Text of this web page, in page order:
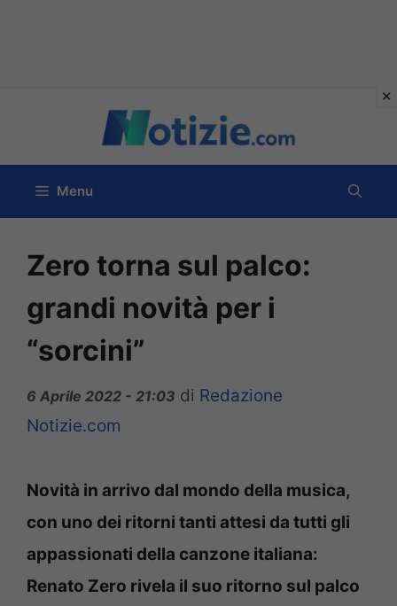
contenuto
Menu
Zero torna sul palco:
grandi novità per i
“sorcini”
6 Aprile 2022 - 21:03 di Redazione
Notizie.com
Novità in arrivo dal mondo della musica,
con uno dei ritorni tanti attesi da tutti gli
appassionati della canzone italiana:
Renato Zero rivela il suo ritorno sul palco